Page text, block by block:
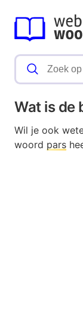
Wat is de
Wil je ook
woord pars